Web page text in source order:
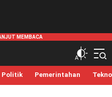
Politik Pemerintahan Tekno